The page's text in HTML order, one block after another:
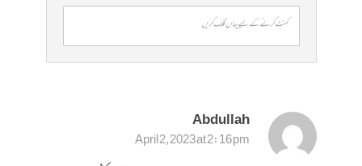
کمنٹ کرنے کے لیے یہاں کلک کریں
Abdullah
April 2, 2023 at 2:16 pm